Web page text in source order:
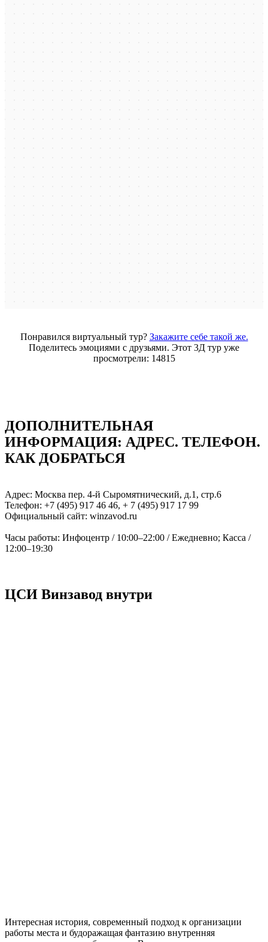
Понравился виртуальный тур? Закажите себе такой же.
Поделитесь эмоциями с друзьями. Этот 3Д тур уже
просмотрели: 14815
ДОПОЛНИТЕЛЬНАЯ
ИНФОРМАЦИЯ: АДРЕC. ТЕЛЕФОН.
КАК ДОБРАТЬСЯ
Адрес: Москва пер. 4-й Сыромятнический, д.1, стр.6
Телефон: +7 (495) 917 46 46, + 7 (495) 917 17 99
Официальный сайт: winzavod.ru
Часы работы: Инфоцентр / 10:00–22:00 / Ежедневно; Касса /
12:00–19:30
ЦСИ Винзавод внутри
Интересная история, современный подход к организации
работы места и будоражащая фантазию внутренняя